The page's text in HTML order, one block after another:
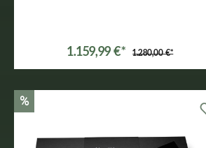
1.159,99 €* 1.280,00 €*
%